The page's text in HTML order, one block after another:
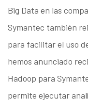
Big Data en las
Symantec también
para facilitar el uso
hemos anunciado
Hadoop para
permite ejecutar